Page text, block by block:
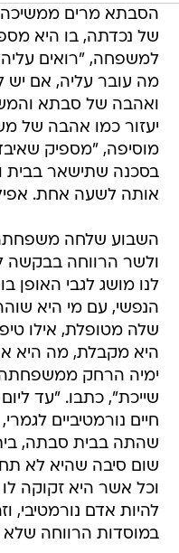
הסבתא מרים ממשיכה
של נכדתה, בו היא
למשפחה, "רואים
מה עובר עליה, אם יש
ואהבה של סבתא
יעזור כמו אהבה של
מוסיפה, "מספיק
בסכנה שתישאר בבית
אותה לשעה אחת.
השבוע שלחה
ולשר הרווחה בבקשה
לנו מושג לגבי האופן
הנפשי, עם מי היא
שלה מטופלת, אילו
היא מקבלת, מה היא
ימיה הרחק ממשפחתה
שייכת", כתבו. "עד
חיים נורמטיביים
שהתה בבית סבתה, בית
שום סיבה שהיא לא
וכל אשר היא זקוקה
להיות אדם נורמטיבי,
במוסדות הרווחה שלא